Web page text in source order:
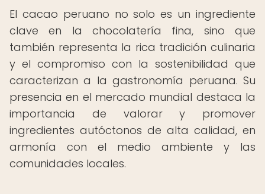
El cacao peruano no solo es un ingrediente
clave en la chocolatería fina, sino que
también representa la rica tradición culinaria
y el compromiso con la sostenibilidad que
caracterizan a la gastronomía peruana. Su
presencia en el mercado mundial destaca la
importancia de valorar y promover
ingredientes autóctonos de alta calidad, en
armonía con el medio ambiente y las
comunidades locales.